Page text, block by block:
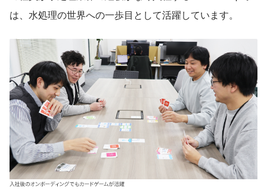
は、水処理の世界への一歩目として活躍しています。